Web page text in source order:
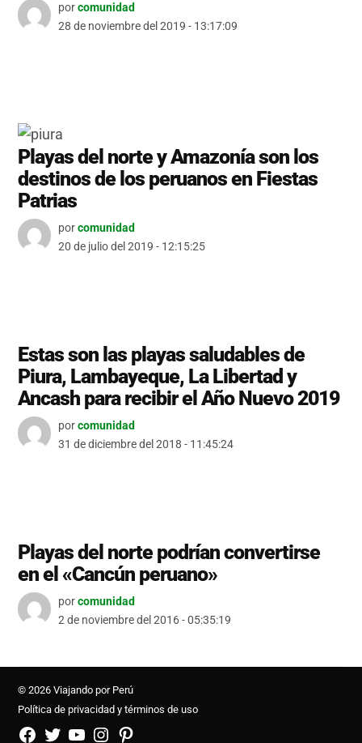
porcomunidad
28 de noviembre del 2019 - 13:17:09
Playas del norte y Amazonía son los
destinos de los peruanos en Fiestas
Patrias
porcomunidad
20 de julio del 2019 - 12:15:25
Estas son las playas saludables de
Piura, Lambayeque, La Libertad y
Ancash para recibir el Año Nuevo 2019
porcomunidad
31 de diciembre del 2018 - 11:45:24
Playas del norte podrían convertirse
en el «Cancún peruano»
porcomunidad
2 de noviembre del 2016 - 05:35:19
© 2026 Viajando por Perú
Política de privacidad y términos de uso
FB
TW YouTubeInstagramPinterest